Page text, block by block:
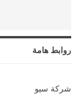
روابط هامة
شركة سيو